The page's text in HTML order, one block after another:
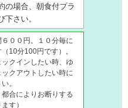
の場合、朝食付プラ
下さい。
６００円。１０分毎に
10分100円です）。
クインしたい時、ゆ
ックアウトしたい時に
。
都合によりお断りする
す）